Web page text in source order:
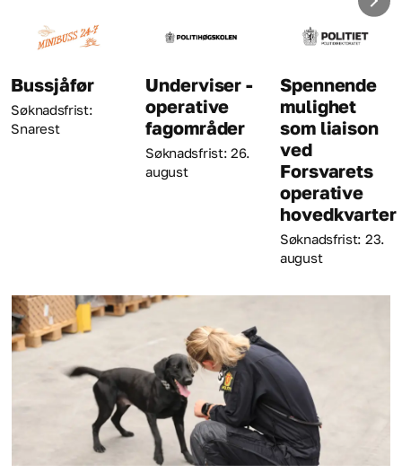
Underviser -
operative
fagområder
Søknadsfrist: 26.
august
Spennende
mulighet
som liaison
ved
Forsvarets
operative
hovedkvarter
Søknadsfrist: 23.
august